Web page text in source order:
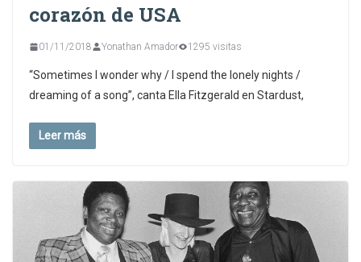
corazón de USA
01/11/2018 Yonathan Amador 1295 visitas
“Sometimes I wonder why / I spend the lonely nights /
dreaming of a song”, canta Ella Fitzgerald en Stardust,
Leer más